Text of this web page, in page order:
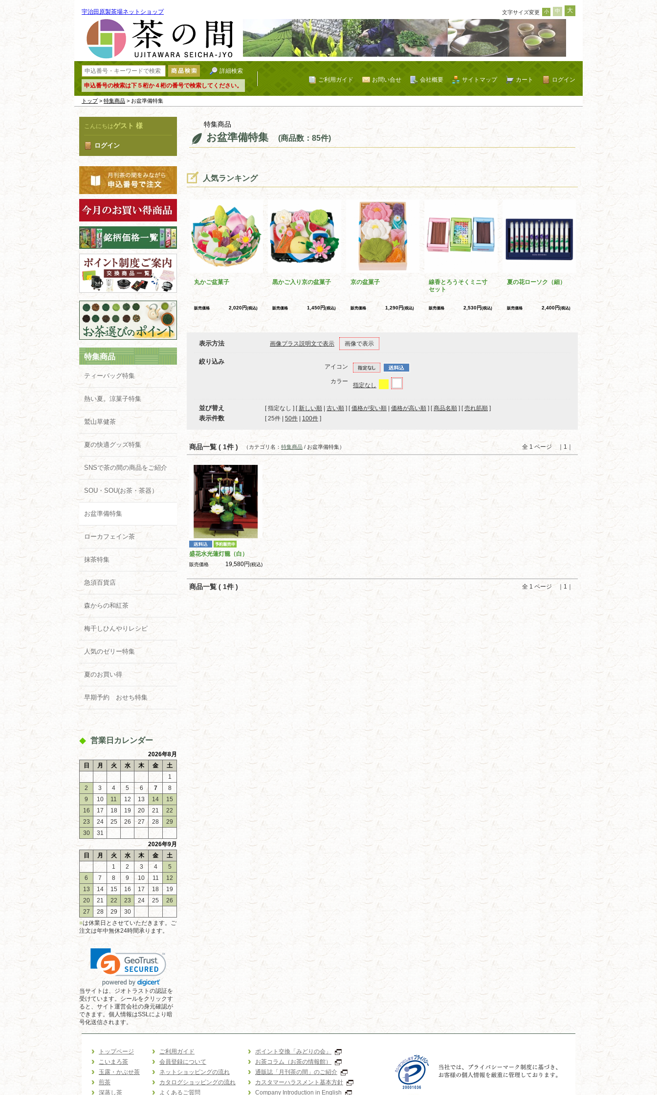
宇治田原製茶場ネットショップ 文字サイズ変更 小 中 大
詳細検索
申込番号の検索は下５桁か４桁の番号で検索してください。
ログイン
カート
サイトマップ
会社概要
お問い合せ
ご利用ガイド
トップ> 特集商品 > お盆準備特集
こんにちはゲスト 様
ログイン
特集商品
ティーバッグ特集
熱い夏。涼菓子特集
鷲山草健茶
夏の快適グッズ特集
SNSで茶の間の商品をご紹介
SOU・SOU(お茶・茶器）
お盆準備特集
ローカフェイン茶
抹茶特集
急須百貨店
森からの和紅茶
梅干しひんやりレシピ
人気のゼリー特集
夏のお買い得
早期予約 おせち特集
営業日カレンダー
2026年8月
日
月 火 水 木 金
土
1
2
3 4 5 6 7
8
9
10 11 12 13 14
15
16
17 18 19 20 21
22
23
24 25 26 27 28
29
30
31
2026年9月
日
月 火 水 木 金
土
1
2 3 4
5
6
7 8 9 10 11
12
13
14 15 16 17 18
19
20
21 22 23 24 25
26
27
28 29
30
■は休業日とさせていただきます。ご
注文は年中無休24時間承ります。
当サイトは、ジオトラストの認証を
受けています。シールをクリックす
ると、サイト運営会社の身元確認が
できます。個人情報はSSLにより暗
号化送信されます。
特集商品
お盆準備特集 (商品数：85件)
人気ランキング
丸かご盆菓子
販売価格 2,020円(税込)
黒かご入り京の盆菓子
販売価格 1,450円(税込)
京の盆菓子
販売価格 1,290円(税込)
線香とろうそくミニ寸
セット
販売価格 2,530円(税込)
夏の花ローソク（細）
販売価格 2,400円(税込)
表示方法 画像プラス説明文で表示 画像で表示
絞り込み
アイコン
カラー
指定なし
並び替え [ 指定なし ] [ 新しい順 古い順 ] [価格が安い順 価格が高い順 ] [商品名順 ] [売れ筋順 ]
表示件数 [ 25件 50件 100件 ]
商品一覧 ( 1件 ) 全 1 ページ ｜1｜
（カテゴリ名： 特集商品 / お盆準備特集）
盛花水光蓮灯籠（白）
販売価格 19,580円(税込)
商品一覧 ( 1件 ) 全 1 ページ ｜1｜
トップページ
こいまろ茶
玉露・かぶせ茶
煎茶
深蒸し茶
ご利用ガイド
会員登録について
ネットショッピングの流れ
カタログショッピングの流れ
よくあるご質問
ポイント交換「みどりの会」
お茶コラム（お茶の情報館）
通販誌「月刊茶の間」のご紹介
カスタマーハラスメント基本方針
Company Introduction in English